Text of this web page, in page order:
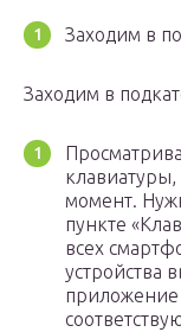
Заходим в
Заходим в
клавиатуры,
момент.
пункте
всех
устройства
приложение